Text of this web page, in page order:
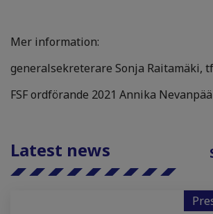
Mer information:
generalsekreterare Sonja Raitamäki,
FSF ordförande 2021 Annika
Latest news